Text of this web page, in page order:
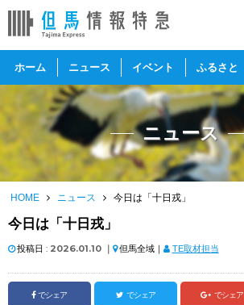
ホーム ニュース イベント ふるさと
ニュース
HOME ニュース 今日は「十日戎」
今日は「十日戎」
投稿日 : 2026.01.10 ｜ 但馬全域｜ TE取材担当
でシェア でシェア でシェア